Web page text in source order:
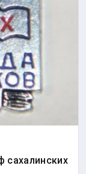
сахалинских